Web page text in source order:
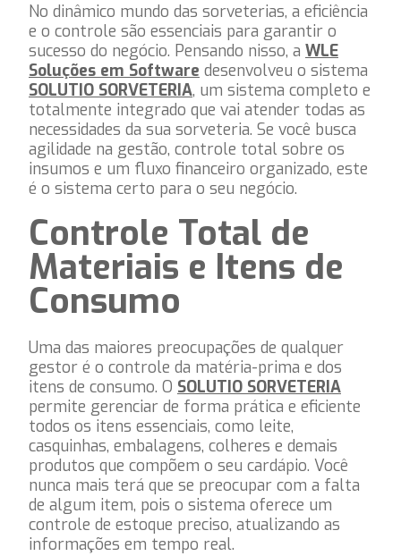
No dinâmico mundo das sorveterias, a eficiência
e o controle são essenciais para garantir o
sucesso do negócio. Pensando nisso, a WLE
Soluções em Software desenvolveu o sistema
SOLUTIO SORVETERIA, um sistema completo e
totalmente integrado que vai atender todas as
necessidades da sua sorveteria. Se você busca
agilidade na gestão, controle total sobre os
insumos e um fluxo financeiro organizado, este
é o sistema certo para o seu negócio.
Controle Total de
Materiais e Itens de
Consumo
Uma das maiores preocupações de qualquer
gestor é o controle da matéria-prima e dos
itens de consumo. O SOLUTIO SORVETERIA
permite gerenciar de forma prática e eficiente
todos os itens essenciais, como leite,
casquinhas, embalagens, colheres e demais
produtos que compõem o seu cardápio. Você
nunca mais terá que se preocupar com a falta
de algum item, pois o sistema oferece um
controle de estoque preciso, atualizando as
informações em tempo real.